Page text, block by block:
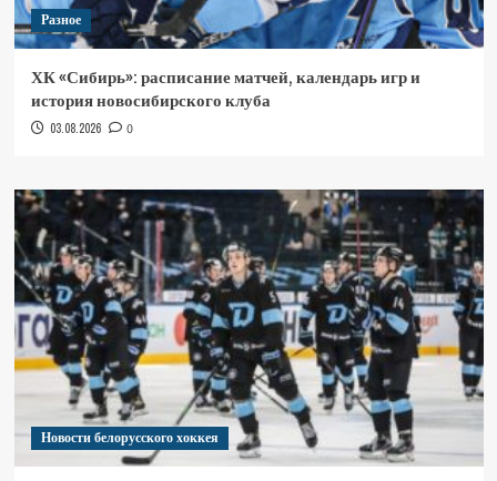
Разное
ХК «Сибирь»: расписание матчей, календарь игр и
история новосибирского клуба
03.08.2026 0
Новости белорусского хоккея